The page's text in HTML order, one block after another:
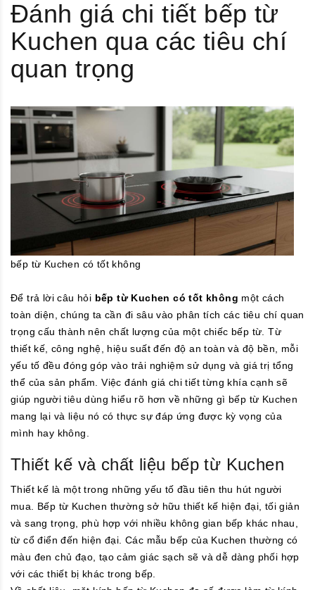
Đánh giá chi tiết bếp từ
Kuchen qua các tiêu chí
quan trọng
bếp từ Kuchen có tốt không
Để trả lời câu hỏi bếp từ Kuchen có tốt không một cách
toàn diện, chúng ta cần đi sâu vào phân tích các tiêu chí quan
trọng cấu thành nên chất lượng của một chiếc bếp từ. Từ
thiết kế, công nghệ, hiệu suất đến độ an toàn và độ bền, mỗi
yếu tố đều đóng góp vào trải nghiệm sử dụng và giá trị tổng
thể của sản phẩm. Việc đánh giá chi tiết từng khía cạnh sẽ
giúp người tiêu dùng hiểu rõ hơn về những gì bếp từ Kuchen
mang lại và liệu nó có thực sự đáp ứng được kỳ vọng của
mình hay không.
Thiết kế và chất liệu bếp từ Kuchen
Thiết kế là một trong những yếu tố đầu tiên thu hút người
mua. Bếp từ Kuchen thường sở hữu thiết kế hiện đại, tối giản
và sang trọng, phù hợp với nhiều không gian bếp khác nhau,
từ cổ điển đến hiện đại. Các mẫu bếp của Kuchen thường có
màu đen chủ đạo, tạo cảm giác sạch sẽ và dễ dàng phối hợp
với các thiết bị khác trong bếp.